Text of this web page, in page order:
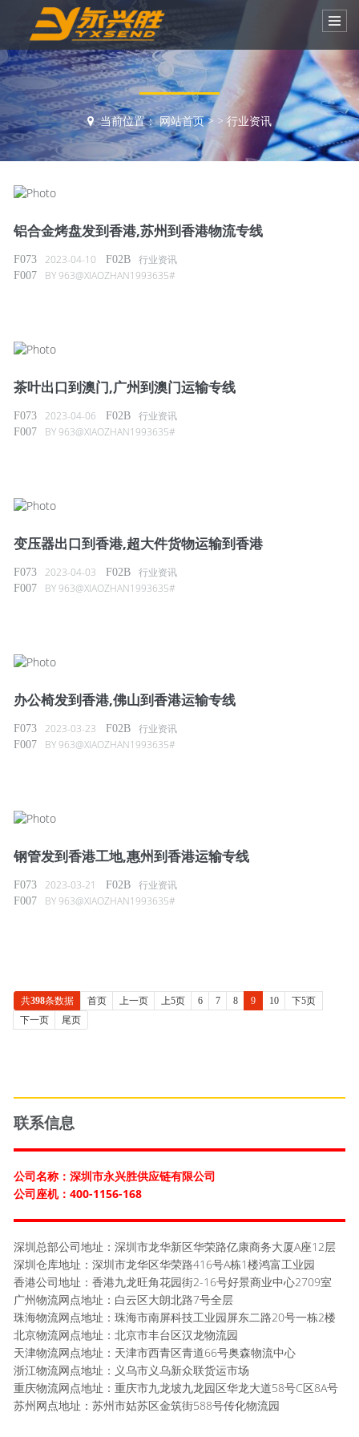
当前位置：网站首页> >行业资讯
铝合金烤盘发到香港,苏州到香港物流专线
2023-04-10
行业资讯
BY963@XIAOZHAN1993635#
茶叶出口到澳门,广州到澳门运输专线
2023-04-06
行业资讯
BY963@XIAOZHAN1993635#
变压器出口到香港,超大件货物运输到香港
2023-04-03
行业资讯
BY963@XIAOZHAN1993635#
办公椅发到香港,佛山到香港运输专线
2023-03-23
行业资讯
BY963@XIAOZHAN1993635#
钢管发到香港工地,惠州到香港运输专线
2023-03-21
行业资讯
BY963@XIAOZHAN1993635#
共398条数据 首页 上一页 上5页 6 7 8 9 10
下5页
下一页
尾页
联系信息
公司名称：深圳市永兴胜供应链有限公司
公司座机：400-1156-168
深圳总部公司地址：深圳市龙华新区华荣路亿康商务大厦A座12层
深圳仓库地址：深圳市龙华区华荣路416号A栋1楼鸿富工业园
香港公司地址：香港九龙旺角花园街2-16号好景商业中心2709室
广州物流网点地址：白云区大朗北路7号全层
珠海物流网点地址：珠海市南屏科技工业园屏东二路20号一栋2楼
北京物流网点地址：北京市丰台区汉龙物流园
天津物流网点地址：天津市西青区青道66号奥森物流中心
浙江物流网点地址：义乌市义乌新众联货运市场
重庆物流网点地址：重庆市九龙坡九龙园区华龙大道58号C区8A号
苏州网点地址：苏州市姑苏区金筑街588号传化物流园